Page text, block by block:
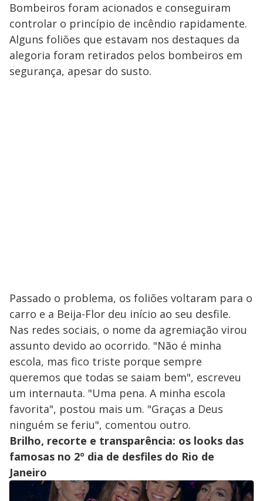
Bombeiros foram acionados e conseguiram
controlar o princípio de incêndio rapidamente.
Alguns foliões que estavam nos destaques da
alegoria foram retirados pelos bombeiros em
segurança, apesar do susto.
Passado o problema, os foliões voltaram para o
carro e a Beija-Flor deu início ao seu desfile.
Nas redes sociais, o nome da agremiação virou
assunto devido ao ocorrido. "Não é minha
escola, mas fico triste porque sempre
queremos que todas se saiam bem", escreveu
um internauta. "Uma pena. A minha escola
favorita", postou mais um. "Graças a Deus
ninguém se feriu", comentou outro.
Brilho, recorte e transparência: os looks das
famosas no 2º dia de desfiles do Rio de
Janeiro